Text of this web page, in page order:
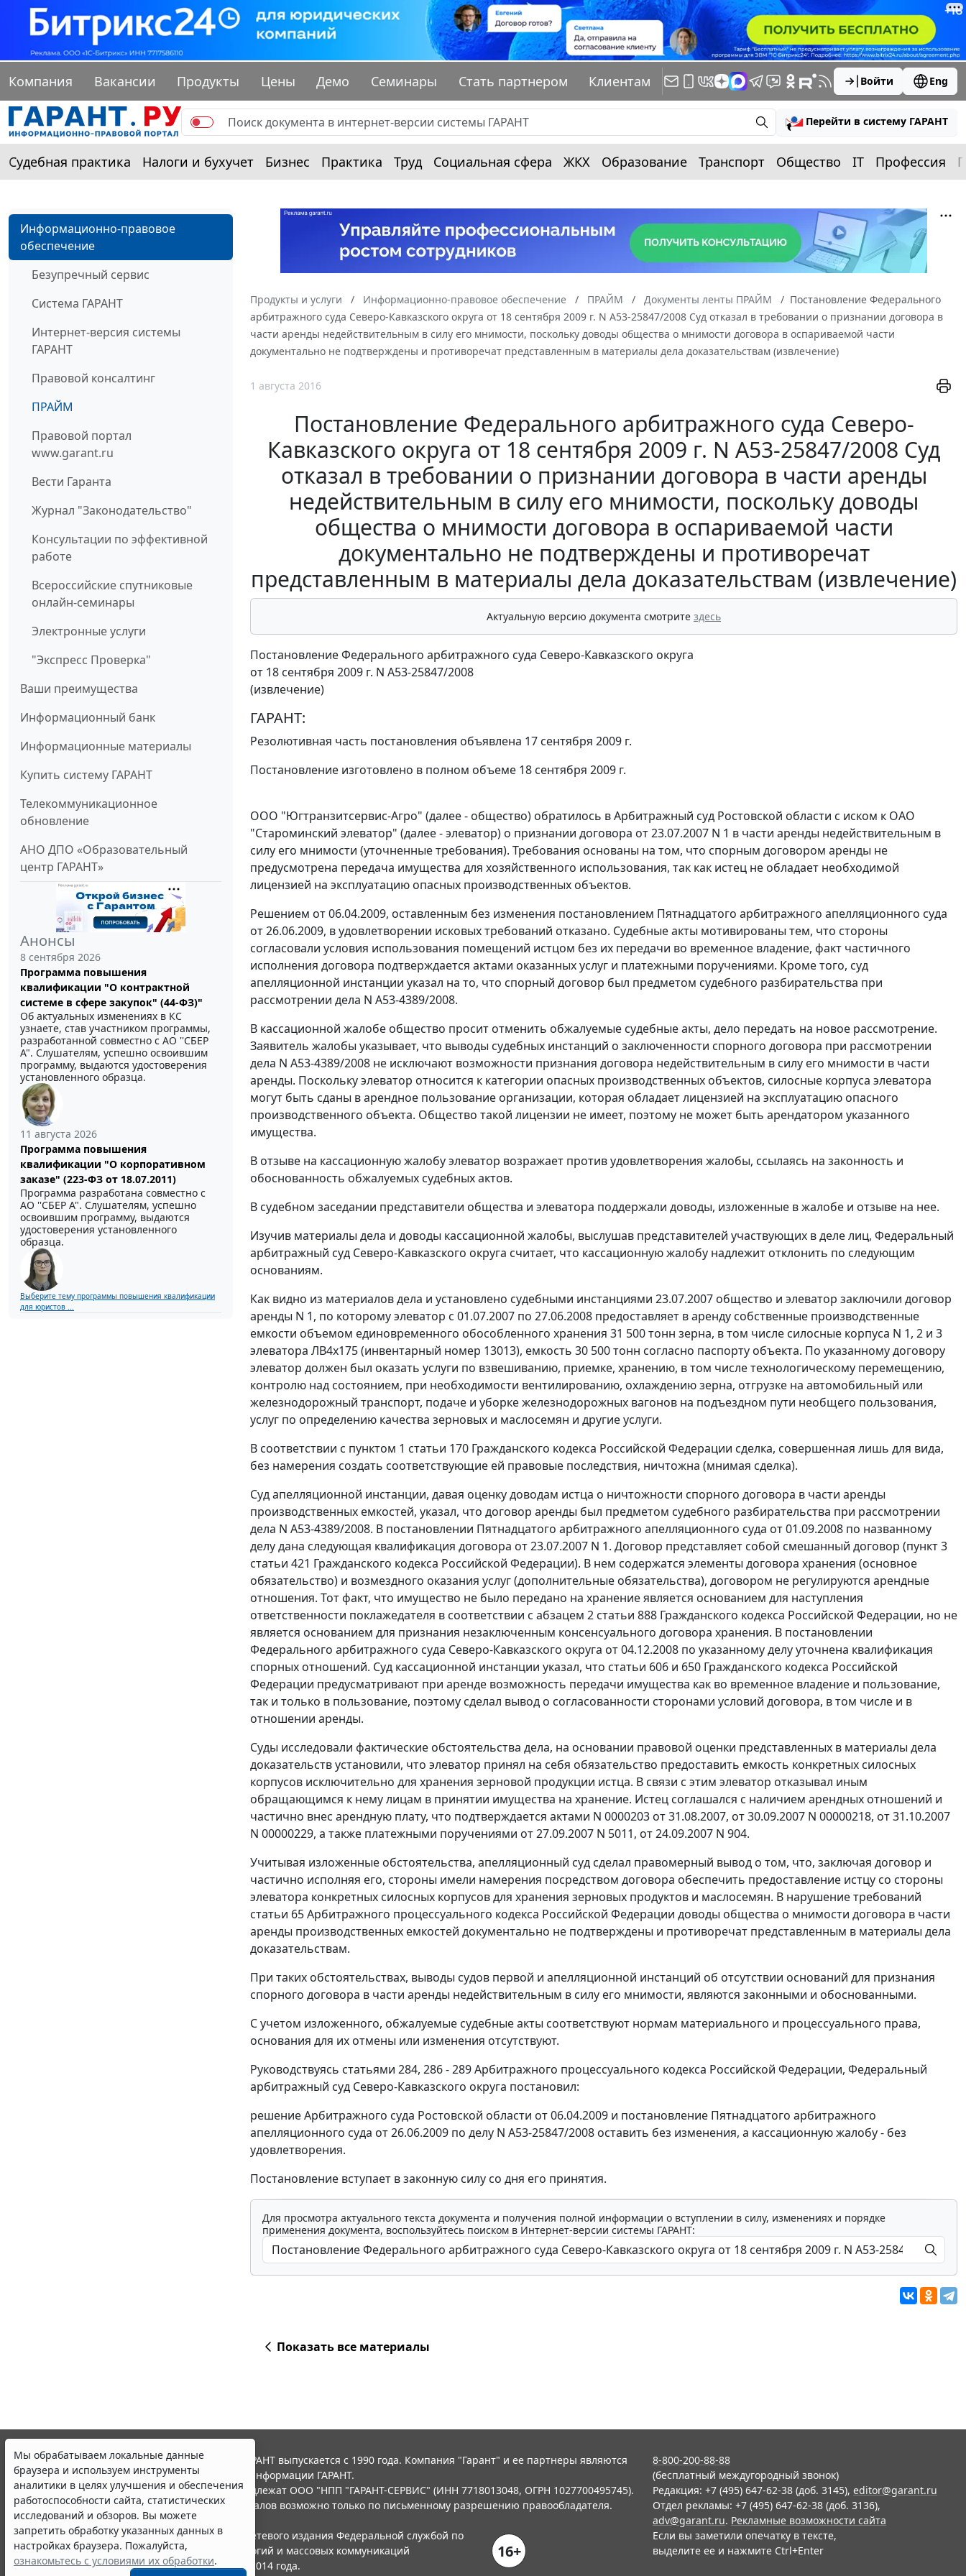
Компания Вакансии Продукты Цены Демо Семинары Стать партнером Клиентам Войти Eng
Перейти в систему ГАРАНТ
Судебная практика Налоги и бухучет Бизнес Практика Труд Социальная сфера ЖКХ Образование Транспорт Общество IT Профессия
Информационно-правовое
обеспечение
Безупречный сервис
Система ГАРАНТ
Интернет-версия системы
ГАРАНТ
Правовой консалтинг
ПРАЙМ
Правовой портал
www.garant.ru
Вести Гаранта
Журнал "Законодательство"
Консультации по эффективной
работе
Всероссийские спутниковые
онлайн-семинары
Электронные услуги
"Экспресс Проверка"
Ваши преимущества
Информационный банк
Информационные материалы
Купить систему ГАРАНТ
Телекоммуникационное
обновление
АНО ДПО «Образовательный
центр ГАРАНТ»
Анонсы
8 сентября 2026
Программа повышения
квалификации "О контрактной
системе в сфере закупок" (44-ФЗ)"
Об актуальных изменениях в КС
узнаете, став участником программы,
разработанной совместно с АО ''СБЕР
А". Слушателям, успешно освоившим
программу, выдаются удостоверения
установленного образца.
11 августа 2026
Программа повышения
квалификации "О корпоративном
заказе" (223-ФЗ от 18.07.2011)
Программа разработана совместно с
АО ''СБЕР А". Слушателям, успешно
освоившим программу, выдаются
удостоверения установленного
образца.
Выберите тему программы повышения квалификации
для юристов ...
Продукты и услуги Информационно-правовое обеспечение ПРАЙМ Документы ленты ПРАЙМ
Постановление Федерального
арбитражного суда Северо-Кавказского округа от 18 сентября 2009 г. N А53-25847/2008 Суд отказал в требовании о признании договора в
части аренды недействительным в силу его мнимости, поскольку доводы общества о мнимости договора в оспариваемой части
документально не подтверждены и противоречат представленным в материалы дела доказательствам (извлечение)
1 августа 2016
Постановление Федерального арбитражного суда Северо-
Кавказского округа от 18 сентября 2009 г. N А53-25847/2008 Суд
отказал в требовании о признании договора в части аренды
недействительным в силу его мнимости, поскольку доводы
общества о мнимости договора в оспариваемой части
документально не подтверждены и противоречат
представленным в материалы дела доказательствам (извлечение)
Актуальную версию документа смотрите здесь
Постановление Федерального арбитражного суда Северо-Кавказского округа
от 18 сентября 2009 г. N А53-25847/2008
(извлечение)
ГАРАНТ:
Резолютивная часть постановления объявлена 17 сентября 2009 г.
Постановление изготовлено в полном объеме 18 сентября 2009 г.
ООО "Югтранзитсервис-Агро" (далее - общество) обратилось в Арбитражный суд Ростовской области с иском к ОАО
"Староминский элеватор" (далее - элеватор) о признании договора от 23.07.2007 N 1 в части аренды недействительным в
силу его мнимости (уточненные требования). Требования основаны на том, что спорным договором аренды не
предусмотрена передача имущества для хозяйственного использования, так как истец не обладает необходимой
лицензией на эксплуатацию опасных производственных объектов.
Решением от 06.04.2009, оставленным без изменения постановлением Пятнадцатого арбитражного апелляционного суда
от 26.06.2009, в удовлетворении исковых требований отказано. Судебные акты мотивированы тем, что стороны
согласовали условия использования помещений истцом без их передачи во временное владение, факт частичного
исполнения договора подтверждается актами оказанных услуг и платежными поручениями. Кроме того, суд
апелляционной инстанции указал на то, что спорный договор был предметом судебного разбирательства при
рассмотрении дела N А53-4389/2008.
В кассационной жалобе общество просит отменить обжалуемые судебные акты, дело передать на новое рассмотрение.
Заявитель жалобы указывает, что выводы судебных инстанций о заключенности спорного договора при рассмотрении
дела N А53-4389/2008 не исключают возможности признания договора недействительным в силу его мнимости в части
аренды. Поскольку элеватор относится к категории опасных производственных объектов, силосные корпуса элеватора
могут быть сданы в арендное пользование организации, которая обладает лицензией на эксплуатацию опасного
производственного объекта. Общество такой лицензии не имеет, поэтому не может быть арендатором указанного
имущества.
В отзыве на кассационную жалобу элеватор возражает против удовлетворения жалобы, ссылаясь на законность и
обоснованность обжалуемых судебных актов.
В судебном заседании представители общества и элеватора поддержали доводы, изложенные в жалобе и отзыве на нее.
Изучив материалы дела и доводы кассационной жалобы, выслушав представителей участвующих в деле лиц, Федеральный
арбитражный суд Северо-Кавказского округа считает, что кассационную жалобу надлежит отклонить по следующим
основаниям.
Как видно из материалов дела и установлено судебными инстанциями 23.07.2007 общество и элеватор заключили договор
аренды N 1, по которому элеватор с 01.07.2007 по 27.06.2008 предоставляет в аренду собственные производственные
емкости объемом единовременного обособленного хранения 31 500 тонн зерна, в том числе силосные корпуса N 1, 2 и 3
элеватора ЛВ4х175 (инвентарный номер 13013), емкость 30 500 тонн согласно паспорту объекта. По указанному договору
элеватор должен был оказать услуги по взвешиванию, приемке, хранению, в том числе технологическому перемещению,
контролю над состоянием, при необходимости вентилированию, охлаждению зерна, отгрузке на автомобильный или
железнодорожный транспорт, подаче и уборке железнодорожных вагонов на подъездном пути необщего пользования,
услуг по определению качества зерновых и маслосемян и другие услуги.
В соответствии с пунктом 1 статьи 170 Гражданского кодекса Российской Федерации сделка, совершенная лишь для вида,
без намерения создать соответствующие ей правовые последствия, ничтожна (мнимая сделка).
Суд апелляционной инстанции, давая оценку доводам истца о ничтожности спорного договора в части аренды
производственных емкостей, указал, что договор аренды был предметом судебного разбирательства при рассмотрении
дела N А53-4389/2008. В постановлении Пятнадцатого арбитражного апелляционного суда от 01.09.2008 по названному
делу дана следующая квалификация договора от 23.07.2007 N 1. Договор представляет собой смешанный договор (пункт 3
статьи 421 Гражданского кодекса Российской Федерации). В нем содержатся элементы договора хранения (основное
обязательство) и возмездного оказания услуг (дополнительные обязательства), договором не регулируются арендные
отношения. Тот факт, что имущество не было передано на хранение является основанием для наступления
ответственности поклажедателя в соответствии с абзацем 2 статьи 888 Гражданского кодекса Российской Федерации, но не
является основанием для признания незаключенным консенсуального договора хранения. В постановлении
Федерального арбитражного суда Северо-Кавказского округа от 04.12.2008 по указанному делу уточнена квалификация
спорных отношений. Суд кассационной инстанции указал, что статьи 606 и 650 Гражданского кодекса Российской
Федерации предусматривают при аренде возможность передачи имущества как во временное владение и пользование,
так и только в пользование, поэтому сделал вывод о согласованности сторонами условий договора, в том числе и в
отношении аренды.
Суды исследовали фактические обстоятельства дела, на основании правовой оценки представленных в материалы дела
доказательств установили, что элеватор принял на себя обязательство предоставить емкость конкретных силосных
корпусов исключительно для хранения зерновой продукции истца. В связи с этим элеватор отказывал иным
обращающимся к нему лицам в принятии имущества на хранение. Истец соглашался с наличием арендных отношений и
частично внес арендную плату, что подтверждается актами N 0000203 от 31.08.2007, от 30.09.2007 N 00000218, от 31.10.2007
N 00000229, а также платежными поручениями от 27.09.2007 N 5011, от 24.09.2007 N 904.
Учитывая изложенные обстоятельства, апелляционный суд сделал правомерный вывод о том, что, заключая договор и
частично исполняя его, стороны имели намерения посредством договора обеспечить предоставление истцу со стороны
элеватора конкретных силосных корпусов для хранения зерновых продуктов и маслосемян. В нарушение требований
статьи 65Арбитражного процессуального кодекса Российской Федерации доводы общества о мнимости договора в части
аренды производственных емкостей документально не подтверждены и противоречат представленным в материалы дела
доказательствам.
При таких обстоятельствах, выводы судов первой и апелляционной инстанций об отсутствии оснований для признания
спорного договора в части аренды недействительным в силу его мнимости, являются законными и обоснованными.
С учетом изложенного, обжалуемые судебные акты соответствуют нормам материального и процессуального права,
основания для их отмены или изменения отсутствуют.
Руководствуясь статьями 284, 286 - 289Арбитражного процессуального кодекса Российской Федерации, Федеральный
арбитражный суд Северо-Кавказского округа постановил:
решение Арбитражного суда Ростовской области от 06.04.2009 и постановление Пятнадцатого арбитражного
апелляционного суда от 26.06.2009 по делу N А53-25847/2008 оставить без изменения, а кассационную жалобу - без
удовлетворения.
Постановление вступает в законную силу со дня его принятия.
Для просмотра актуального текста документа и получения полной информации о вступлении в силу, изменениях и порядке
применения документа, воспользуйтесь поиском в Интернет-версии системы ГАРАНТ:
Показать все материалы
Мы обрабатываем локальные данные
браузера и используем инструменты
аналитики в целях улучшения и обеспечения
работоспособности сайта, статистических
исследований и обзоров. Вы можете
запретить обработку указанных данных в
настройках браузера. Пожалуйста,
ознакомьтесь с условиями их обработки.
© ООО "НПП "ГАРАНТ-СЕРВИС", 2026. Система ГАРАНТ выпускается с 1990 года. Компания "Гарант" и ее партнеры являются
участниками Российской ассоциации правовой информации ГАРАНТ.
Все права на материалы сайта ГАРАНТ.РУ принадлежат ООО "НПП "ГАРАНТ-СЕРВИС" (ИНН 7718013048, ОГРН 1027700495745).
Полное или частичное воспроизведение материалов возможно только по письменному разрешению правообладателя.
Правила использования портала.
Портал ГАРАНТ.РУ зарегистрирован в качестве сетевого издания Федеральной службой по
надзору в сфере связи,информационных технологий и массовых коммуникаций
(Роскомнадзором), Эл № ФС77-58365 от 18 июня 2014 года.
16+
8-800-200-88-88
(бесплатный междугородный звонок)
Редакция: +7 (495) 647-62-38 (доб. 3145), editor@garant.ru
Отдел рекламы: +7 (495) 647-62-38 (доб. 3136),
adv@garant.ru. Рекламные возможности сайта
Если вы заметили опечатку в тексте,
выделите ее и нажмите Ctrl+Enter